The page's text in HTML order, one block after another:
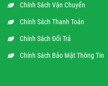
Chính Sách Vận Chuyển
Chính Sách Thanh Toán
Chính Sách Đổi Trả
Chính Sách Bảo Mật Thông Tin